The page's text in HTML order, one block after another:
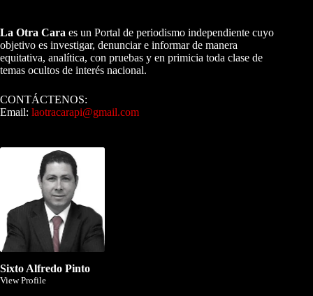
La Otra Cara es un Portal de periodismo independiente cuyo
objetivo es investigar, denunciar e informar de manera
equitativa, analítica, con pruebas y en primicia toda clase de
temas ocultos de interés nacional.
CONTÁCTENOS:
Email: laotracarapi@gmail.com
Sixto Alfredo Pinto
View Profile